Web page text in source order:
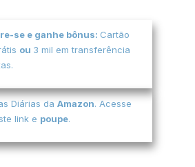
se e ganhe bônus: Cartão
ou 3 mil em transferência
Diárias da Amazon. Acesse
link e poupe.